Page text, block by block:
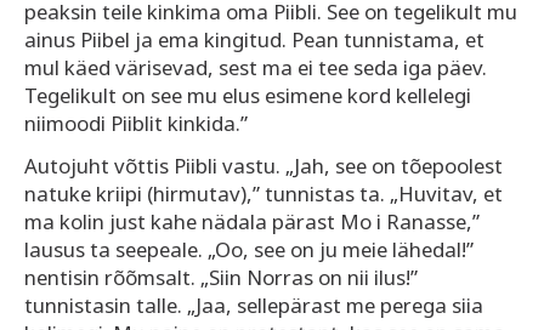
peaksin teile kinkima oma Piibli. See on tegelikult mu
ainus Piibel ja ema kingitud. Pean tunnistama, et
mul käed värisevad, sest ma ei tee seda iga päev.
Tegelikult on see mu elus esimene kord kellelegi
niimoodi Piiblit kinkida.”
Autojuht võttis Piibli vastu. „Jah, see on tõepoolest
natuke kriipi (hirmutav),” tunnistas ta. „Huvitav, et
ma kolin just kahe nädala pärast Mo i Ranasse,”
lausus ta seepeale. „Oo, see on ju meie lähedal!”
nentisin rõõmsalt. „Siin Norras on nii ilus!”
tunnistasin talle. „Jaa, sellepärast me perega siia